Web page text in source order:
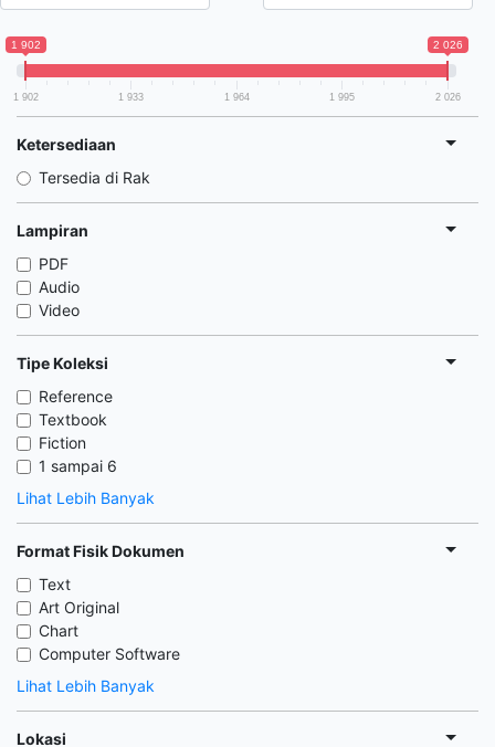
1 902 2 026
1 902 1 933 1 964 1 995 2 026
Ketersediaan
Tersedia di Rak
Lampiran
PDF
Audio
Video
Tipe Koleksi
Reference
Textbook
Fiction
1 sampai 6
Lihat Lebih Banyak
Format Fisik Dokumen
Text
Art Original
Chart
Computer Software
Lihat Lebih Banyak
Lokasi